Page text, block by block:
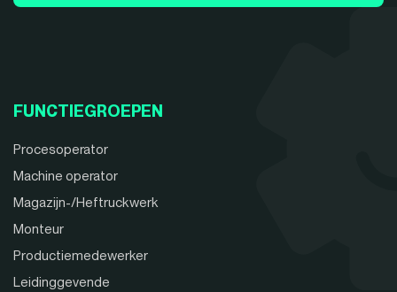
FUNCTIEGROEPEN
Procesoperator
Machine operator
Magazijn-/Heftruckwerk
Monteur
Productiemedewerker
Leidinggevende